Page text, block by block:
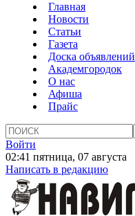
Главная
Новости
Статьи
Газета
Доска объявлений
Академгородок
О нас
Афиша
Прайс
Войти
02:41 пятница, 07 августа
Написать в редакцию